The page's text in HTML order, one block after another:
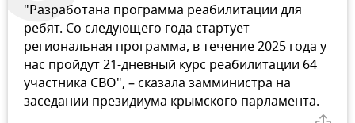
"Разработана программа реабилитации для
ребят. Со следующего года стартует
региональная программа, в течение 2025 года у
нас пройдут 21-дневный курс реабилитации 64
участника СВО", – сказала замминистра на
заседании президиума крымского парламента.